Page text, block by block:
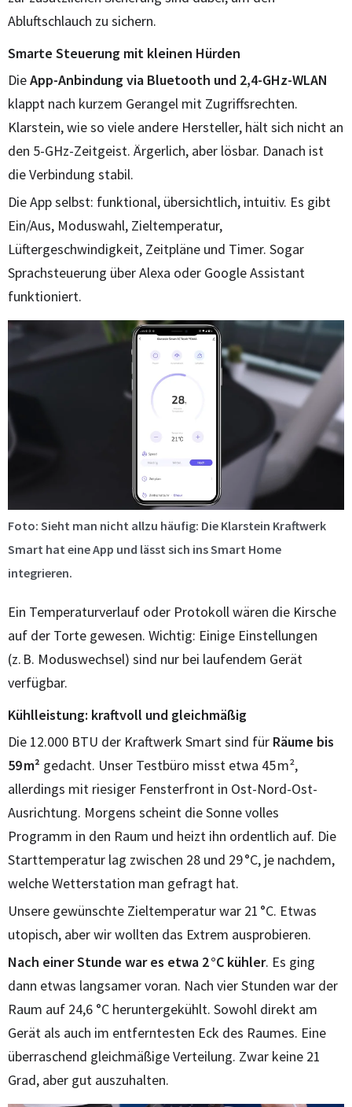
Abluftschlauch zu sichern.
Smarte Steuerung mit kleinen Hürden
DieApp-Anbindung via Bluetooth und 2,4-GHz-WLAN
klappt nach kurzem Gerangel mit Zugriffsrechten.
Klarstein, wie so viele andere Hersteller, hält sich nicht an
den 5-GHz-Zeitgeist. Ärgerlich, aber lösbar. Danach ist
die Verbindung stabil.
Die App selbst: funktional, übersichtlich, intuitiv. Es gibt
Ein/Aus, Moduswahl, Zieltemperatur,
Lüftergeschwindigkeit, Zeitpläne und Timer. Sogar
Sprachsteuerung über Alexa oder Google Assistant
funktioniert.
Foto: Sieht man nicht allzu häufig: Die Klarstein Kraftwerk
Smart hat eine App und lässt sich ins Smart Home
integrieren.
Ein Temperaturverlauf oder Protokoll wären die Kirsche
auf der Torte gewesen. Wichtig: Einige Einstellungen
(z. B. Moduswechsel) sind nur bei laufendem Gerät
verfügbar.
Kühlleistung: kraftvoll und gleichmäßig
Die 12.000 BTU der Kraftwerk Smart sind für Räume bis
59 m² gedacht. Unser Testbüro misst etwa 45 m²,
allerdings mit riesiger Fensterfront in Ost-Nord-Ost-
Ausrichtung. Morgens scheint die Sonne volles
Programm in den Raum und heizt ihn ordentlich auf. Die
Starttemperatur lag zwischen 28 und 29 °C, je nachdem,
welche Wetterstation man gefragt hat.
Unsere gewünschte Zieltemperatur war 21 °C. Etwas
utopisch, aber wir wollten das Extrem ausprobieren.
Nach einer Stunde war es etwa 2 °C kühler. Es ging
dann etwas langsamer voran. Nach vier Stunden war der
Raum auf 24,6 °C heruntergekühlt. Sowohl direkt am
Gerät als auch im entferntesten Eck des Raumes. Eine
überraschend gleichmäßige Verteilung. Zwar keine 21
Grad, aber gut auszuhalten.